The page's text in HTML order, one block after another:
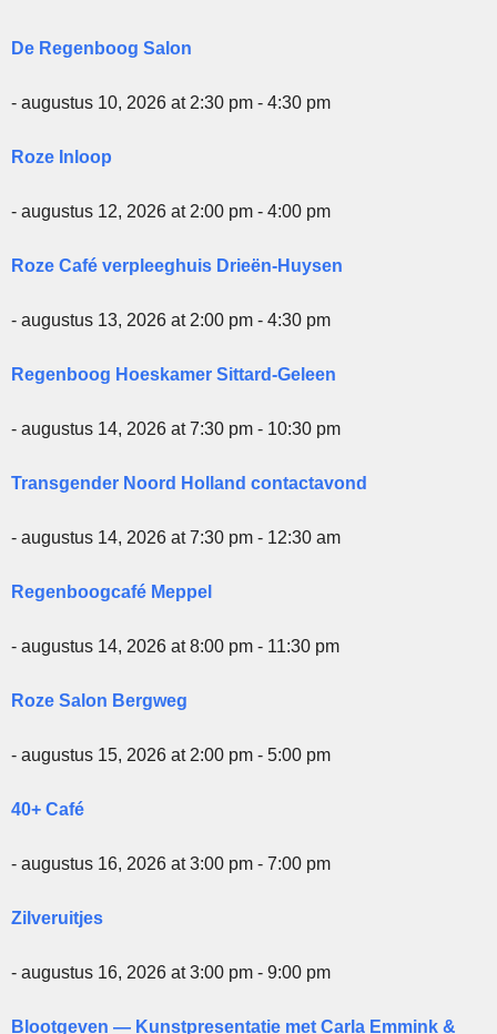
De Regenboog Salon
- augustus 10, 2026 at 2:30 pm - 4:30 pm
Roze Inloop
- augustus 12, 2026 at 2:00 pm - 4:00 pm
Roze Café verpleeghuis Drieën-Huysen
- augustus 13, 2026 at 2:00 pm - 4:30 pm
Regenboog Hoeskamer Sittard-Geleen
- augustus 14, 2026 at 7:30 pm - 10:30 pm
Transgender Noord Holland contactavond
- augustus 14, 2026 at 7:30 pm - 12:30 am
Regenboogcafé Meppel
- augustus 14, 2026 at 8:00 pm - 11:30 pm
Roze Salon Bergweg
- augustus 15, 2026 at 2:00 pm - 5:00 pm
40+ Café
- augustus 16, 2026 at 3:00 pm - 7:00 pm
Zilveruitjes
- augustus 16, 2026 at 3:00 pm - 9:00 pm
Blootgeven — Kunstpresentatie met Carla Emmink &